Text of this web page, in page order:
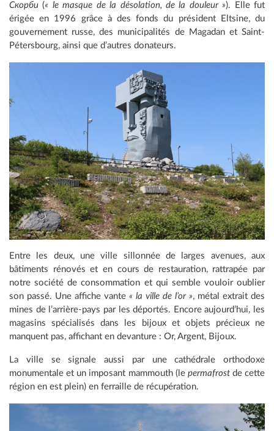
Скорби (« le masque de la désolation, de la douleur »). Elle fut
érigée en 1996 grâce à des fonds du président Eltsine, du
gouvernement russe, des municipalités de Magadan et Saint-
Pétersbourg, ainsi que d’autres donateurs.
Entre les deux, une ville sillonnée de larges avenues, aux
bâtiments rénovés et en cours de restauration, rattrapée par
notre société de consommation et qui semble vouloir oublier
son passé. Une affiche vante « la ville de l’or », métal extrait des
mines de l’arrière-pays par les déportés. Encore aujourd’hui, les
magasins spécialisés dans les bijoux et objets précieux ne
manquent pas, affichant en devanture : Or, Argent, Bijoux.
La ville se signale aussi par une cathédrale orthodoxe
monumentale et un imposant mammouth (le permafrostde cette
région en est plein) en ferraille de récupération.